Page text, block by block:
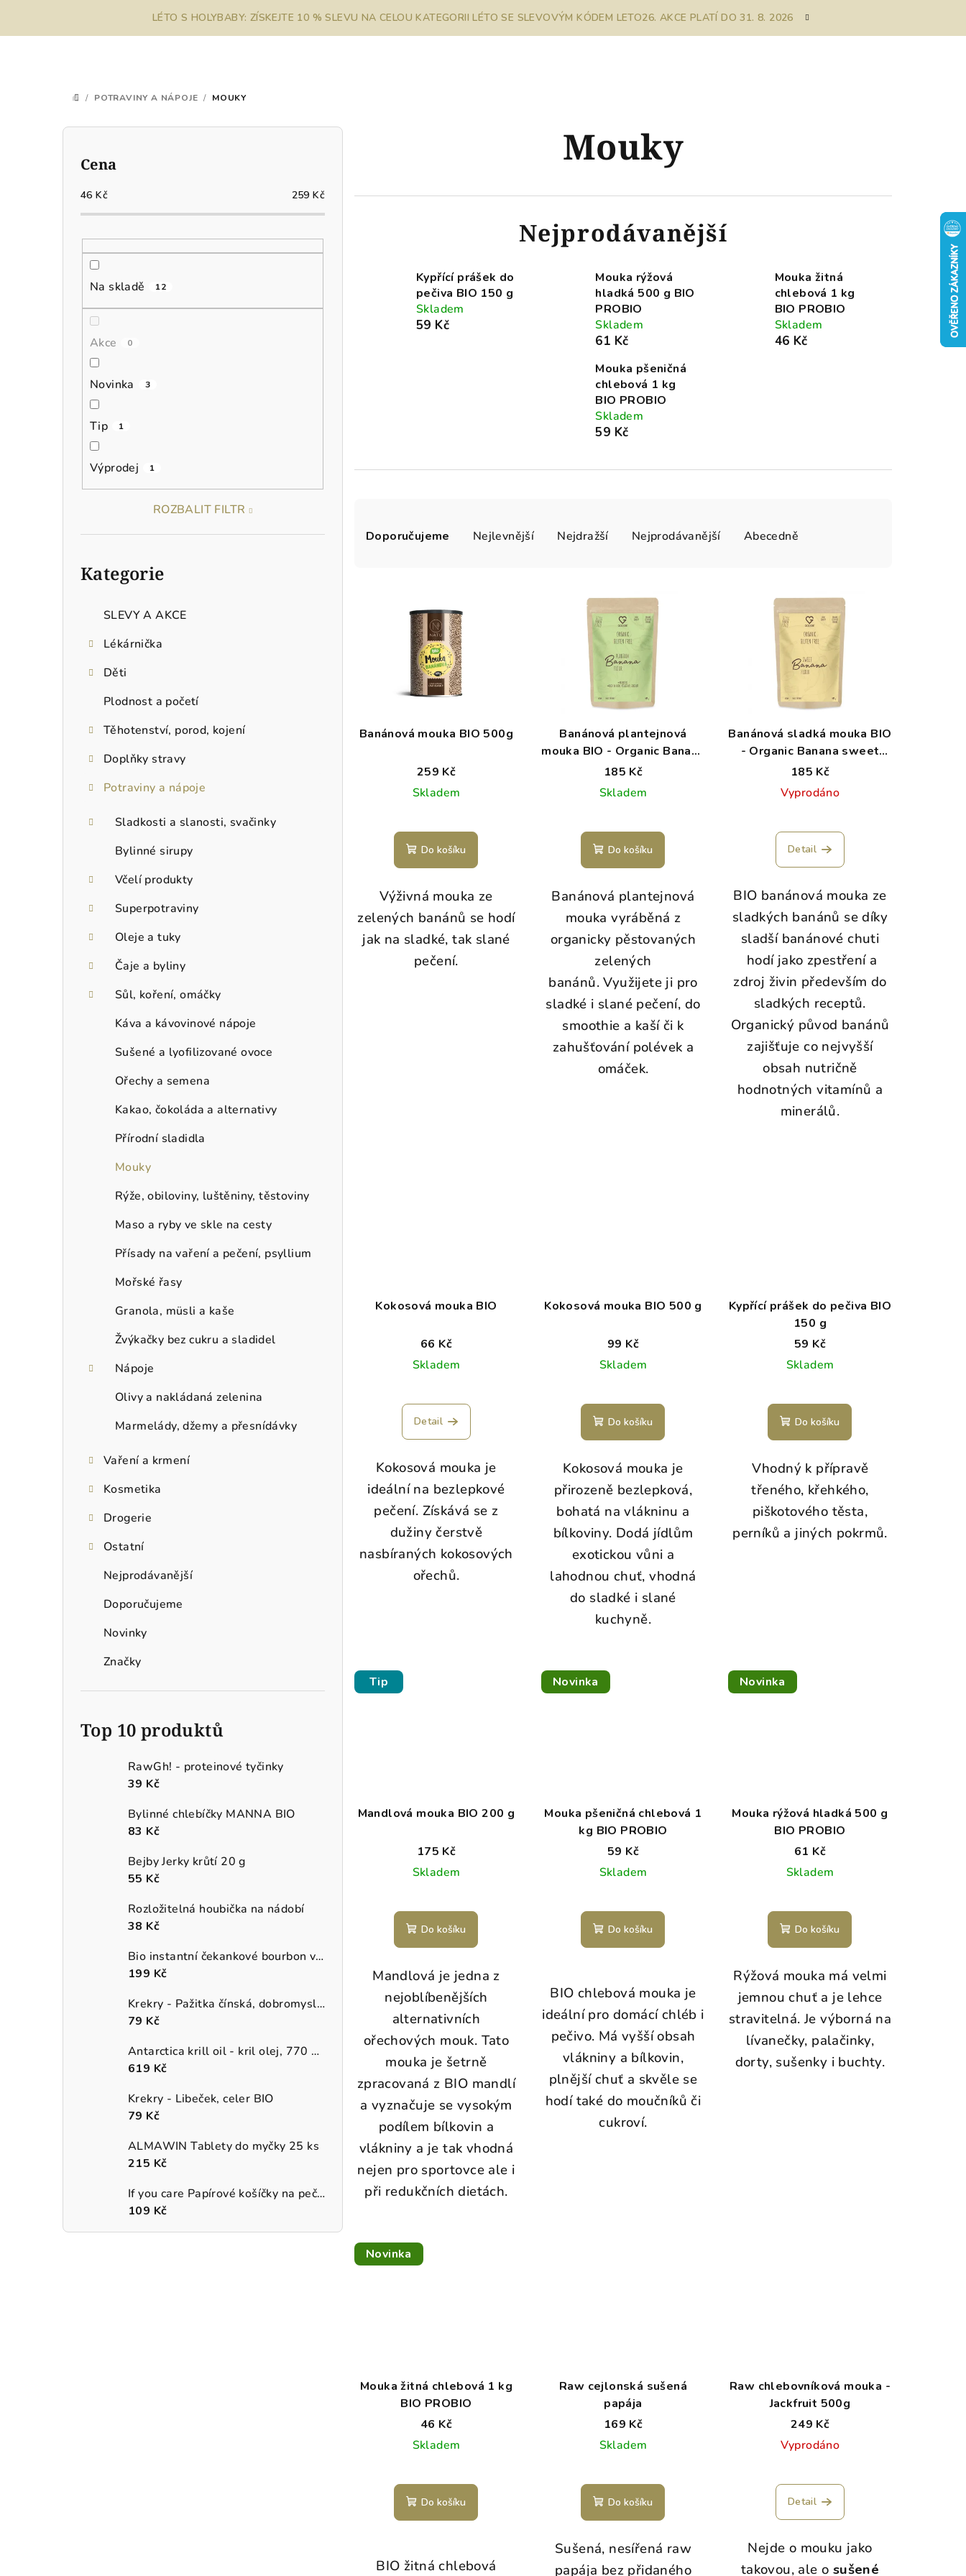
LÉTO S HOLYBABY: ZÍSKEJTE 10 % SLEVU NA CELOU KATEGORII LÉTO SE SLEVOVÝM KÓDEM LETO26. AKCE PLATÍ DO 31. 8. 2026
DOMŮ
/ POTRAVINY A NÁPOJE / MOUKY
P
Cena
46 Kč 259 Kč
Na skladě 12
Akce 0
Novinka 3
Tip 1
Výprodej 1
ROZBALIT FILTR
Kategorie
SLEVY A AKCE
Lékárnička
Děti
Plodnost a početí
Těhotenství, porod, kojení
Doplňky stravy
Potraviny a nápoje
Sladkosti a slanosti, svačinky
Bylinné sirupy
Včelí produkty
Superpotraviny
Oleje a tuky
Čaje a byliny
Sůl, koření, omáčky
Káva a kávovinové nápoje
Sušené a lyofilizované ovoce
Ořechy a semena
Kakao, čokoláda a alternativy
Přírodní sladidla
Mouky
Rýže, obiloviny, luštěniny, těstoviny
Maso a ryby ve skle na cesty
Přísady na vaření a pečení, psyllium
Mořské řasy
Granola, müsli a kaše
Žvýkačky bez cukru a sladidel
Nápoje
Olivy a nakládaná zelenina
Marmelády, džemy a přesnídávky
Vaření a krmení
Kosmetika
Drogerie
Ostatní
Nejprodávanější
Doporučujeme
Novinky
Značky
Top 10 produktů
RawGh! - proteinové tyčinky
39 Kč
Bylinné chlebíčky MANNA BIO
83 Kč
Bejby Jerky krůtí 20 g
55 Kč
Rozložitelná houbička na nádobí
38 Kč
Bio instantní čekankové bourbon vanilka kafe
199 Kč
Krekry - Pažitka čínská, dobromysl BIO
79 Kč
Antarctica krill oil - kril olej, 770 mg
619 Kč
Krekry - Libeček, celer BIO
79 Kč
ALMAWIN Tablety do myčky 25 ks
215 Kč
If you care Papírové košíčky na pečení large 60 kusů
109 Kč
Mouky
Nejprodávanější
Kypřící prášek do
pečiva BIO 150 g
Skladem
59 Kč
Mouka rýžová
hladká 500 g BIO
PROBIO
Skladem
61 Kč
Mouka žitná
chlebová 1 kg
BIO PROBIO
Skladem
46 Kč
Mouka pšeničná
chlebová 1 kg
BIO PROBIO
Skladem
59 Kč
a
o
Doporučujeme Nejlevnější Nejdražší Nejprodávanější Abecedně
p
ů
Banánová mouka BIO 500g
259 Kč
Skladem
Do košíku
Výživná mouka ze
zelených banánů se hodí
jak na sladké, tak slané
pečení.
Banánová plantejnová
mouka BIO - Organic Banana
plantain flour 400 g
185 Kč
Skladem
Do košíku
Banánová plantejnová
mouka vyráběná z
organicky pěstovaných
zelených
banánů. Využijete ji pro
sladké i slané pečení, do
smoothie a kaší či k
zahušťování polévek a
omáček.
Banánová sladká mouka BIO
- Organic Banana sweet
flour 400 g
185 Kč
Vyprodáno
Detail
BIO banánová mouka ze
sladkých banánů se díky
sladší banánové chuti
hodí jako zpestření a
zdroj živin především do
sladkých receptů.
Organický původ banánů
zajišťuje co nejvyšší
obsah nutričně
hodnotných vitamínů a
minerálů.
Kokosová mouka BIO
66 Kč
Skladem
Detail
Kokosová mouka je
ideální na bezlepkové
pečení. Získává se z
dužiny čerstvě
nasbíraných kokosových
ořechů.
Kokosová mouka BIO 500 g
99 Kč
Skladem
Do košíku
Kokosová mouka je
přirozeně bezlepková,
bohatá na vlákninu a
bílkoviny. Dodá jídlům
exotickou vůni a
lahodnou chuť, vhodná
do sladké i slané
kuchyně.
Kypřící prášek do pečiva BIO
150 g
59 Kč
Skladem
Do košíku
Vhodný k přípravě
třeného, křehkého,
piškotového těsta,
perníků a jiných pokrmů.
Tip
Mandlová mouka BIO 200 g
175 Kč
Skladem
Do košíku
Mandlová je jedna z
nejoblíbenějších
alternativních
ořechových mouk. Tato
mouka je šetrně
zpracovaná z BIO mandlí
a vyznačuje se vysokým
podílem bílkovin a
vlákniny a je tak vhodná
nejen pro sportovce ale i
při redukčních dietách.
Novinka
Mouka pšeničná chlebová 1
kg BIO PROBIO
59 Kč
Skladem
Do košíku
BIO chlebová mouka je
ideální pro domácí chléb i
pečivo. Má vyšší obsah
vlákniny a bílkovin,
plnější chuť a skvěle se
hodí také do moučníků či
cukroví.
Novinka
Mouka rýžová hladká 500 g
BIO PROBIO
61 Kč
Skladem
Do košíku
Rýžová mouka má velmi
jemnou chuť a je lehce
stravitelná. Je výborná na
lívanečky, palačinky,
dorty, sušenky i buchty.
Novinka
Mouka žitná chlebová 1 kg
BIO PROBIO
46 Kč
Skladem
Do košíku
BIO žitná chlebová
Raw cejlonská sušená
papája
169 Kč
Skladem
Do košíku
Sušená, nesířená raw
papája bez přidaného
Raw chlebovníková mouka -
Jackfruit 500g
249 Kč
Vyprodáno
Detail
Nejde o mouku jako
takovou, ale o sušené